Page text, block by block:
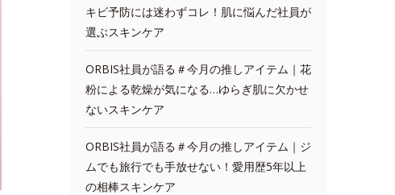
キビ予防には迷わずコレ！肌に悩んだ社員が
選ぶスキンケア
ORBIS社員が語る＃今月の推しアイテム｜花
粉による乾燥が気になる…ゆらぎ肌に欠かせ
ないスキンケア
ORBIS社員が語る＃今月の推しアイテム｜ジ
ムでも旅行でも手放せない！愛用歴5年以上
の相棒スキンケア